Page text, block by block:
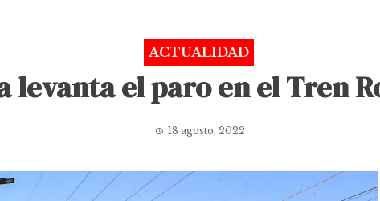
ACTUALIDAD
el paro en el Tren
18 agosto, 2022